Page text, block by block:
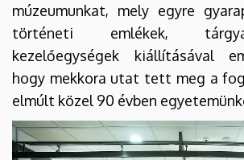
múzeumunkat, mely egyre
történeti emlékek,
kezelőegységek kiállításával
hogy mekkora utat tett meg a
elmúlt közel 90 évben